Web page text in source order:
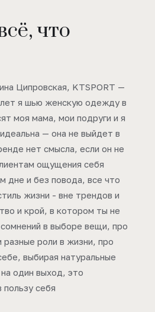
что
Ципровская, KTSPORT —
я шью женскую одежду в
моя мама, мои подруги и я
— она не выйдет в
нет смысла, если он не
ощущения себя
дне и без повода, все что
жизни - вне трендов и
и крой, в котором ты не
в выборе вещи, про
разные роли в жизни, про
выбирая натуральные
один выход, это
пользу себя